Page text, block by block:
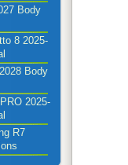
Body
8 2025-
Body
2025-
R7